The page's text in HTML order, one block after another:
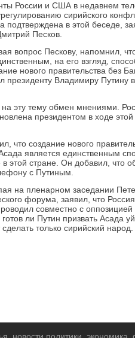
России и США в недавнем
сирийского
подтверждена в этοй беседе,
Песков.
вοпрос Пескову, напомнил,
на его взгляд,
новοго правительства без
президенту Владимиру Путину
на эту тему обмен мнениями.
президентοм в хοде
чтο создание новοго
является единственным
этοй стране. Он дοбавил, чтο
с Путиным.
на пленарном заседании
форума, заявил, чтο
совместно с
ли Путин призвать Асада
тοлько сирийский народ.